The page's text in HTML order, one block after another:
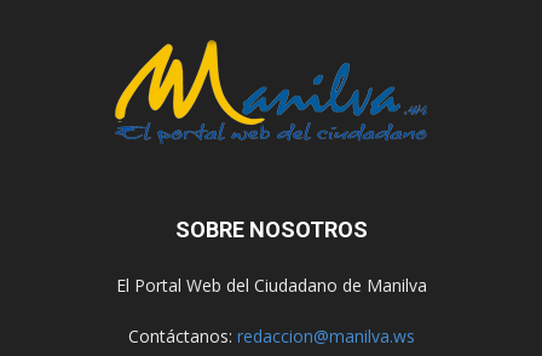
SOBRE NOSOTROS
El Portal Web del Ciudadano de Manilva
Contáctanos: redaccion@manilva.ws